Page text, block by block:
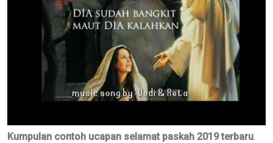
Kumpulan contoh ucapan selamat paskah 2019 terbaru.